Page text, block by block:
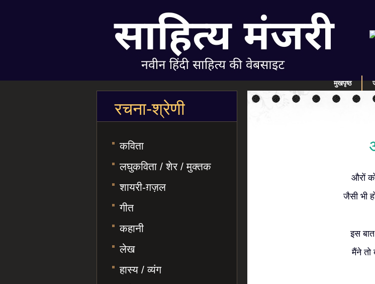
मुखपृष्ठ
औरों
जैसी भी
इस
मैंने तो
रचना-श्रेणी
कविता
लघुकविता / शेर / मुक्तक
शायरी-ग़ज़ल
गीत
कहानी
लेख
हास्य / व्यंग